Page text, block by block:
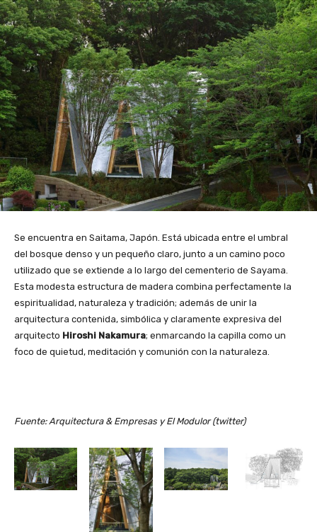
Se encuentra en Saitama, Japón. Está ubicada entre el umbral
del bosque denso y un pequeño claro, junto a un camino poco
utilizado que se extiende a lo largo del cementerio de Sayama.
Esta modesta estructura de madera combina perfectamente la
espiritualidad, naturaleza y tradición; además de unir la
arquitectura contenida, simbólica y claramente expresiva del
arquitecto Hiroshi Nakamura; enmarcando la capilla como un
foco de quietud, meditación y comunión con la naturaleza.
Fuente: Arquitectura & Empresas y El Modulor (twitter)